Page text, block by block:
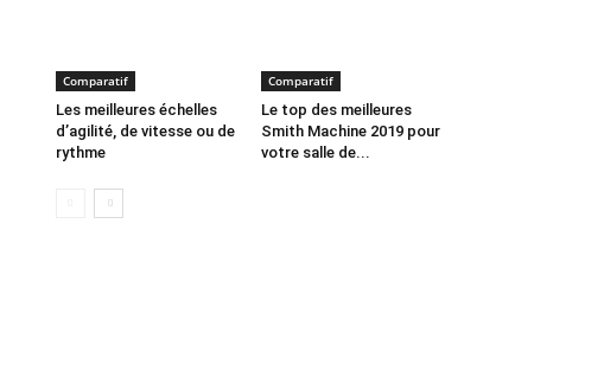
Comparatif
Les meilleures échelles
d’agilité, de vitesse ou de
rythme
Comparatif
Le top des meilleures
Smith Machine 2019 pour
votre salle de...